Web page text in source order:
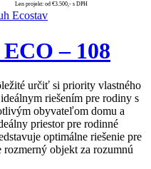
Len projekt: od €3.500,- s DPH
– 108
určiť si priority vlastného
riešením pre rodiny s
obyvateľom domu a
priestor pre rodinné
optimálne riešenie pre
objekt za rozumnú